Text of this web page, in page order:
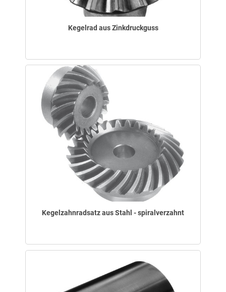
Kegelrad aus Zinkdruckguss
Kegelzahnradsatz aus Stahl - spiralverzahnt